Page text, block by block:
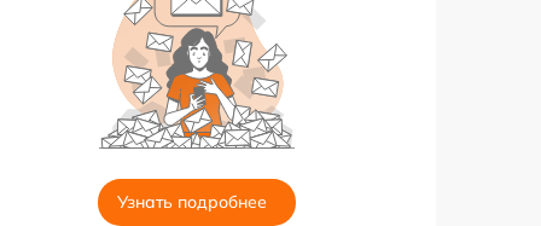
Узнать подробнее